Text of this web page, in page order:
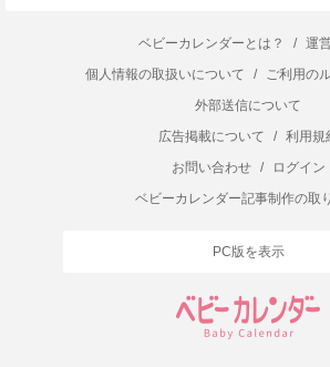
ベビーカレンダーとは？ /
運
個人情報の取扱いについて
/
ご利用の
外部送信について
広告掲載について
/
利用規
お問い合わせ
/
ログイン
ベビーカレンダー記事制作の取
PC版を表示